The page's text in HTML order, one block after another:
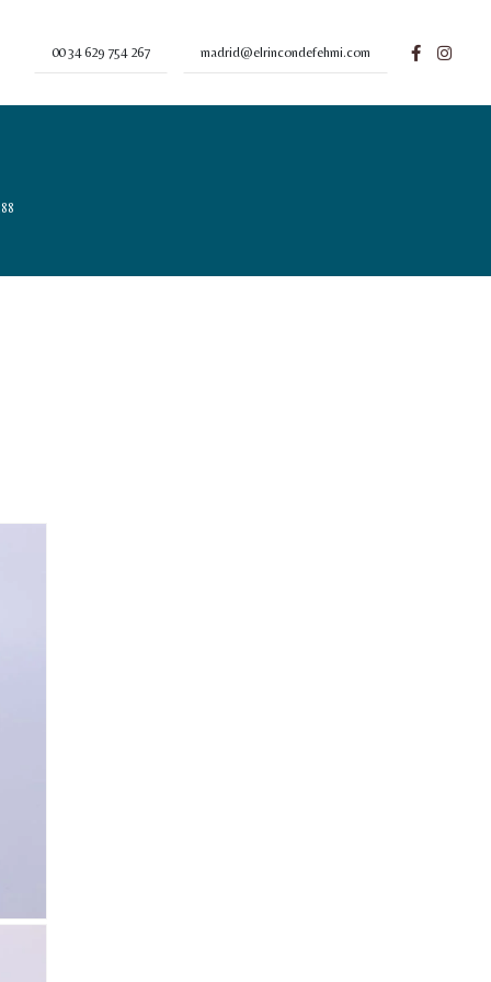
00 34 629 754 267 madrid@elrincondefehmi.com